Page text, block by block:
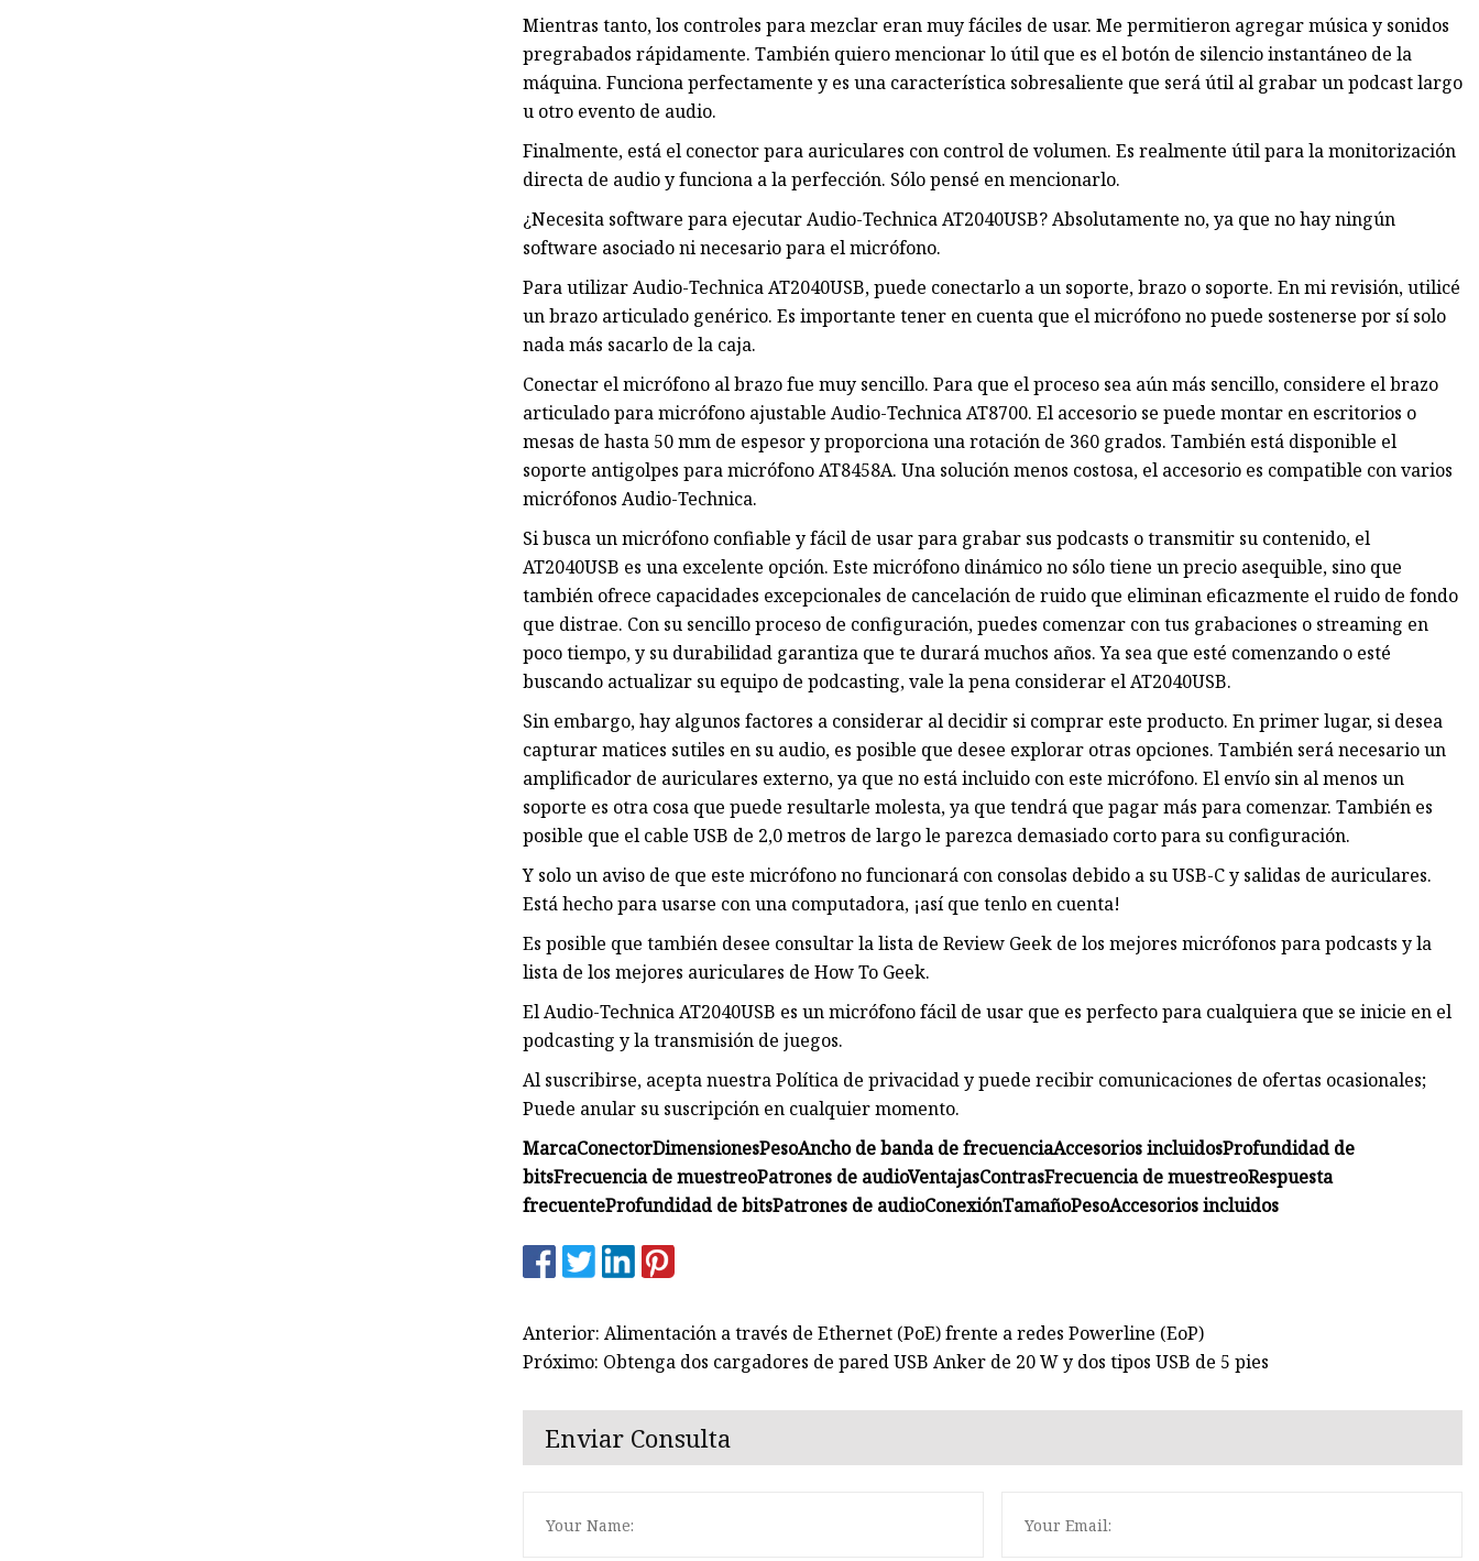
Mientras tanto, los controles para mezclar eran muy fáciles de usar. Me permitieron agregar música y sonidos
pregrabados rápidamente. También quiero mencionar lo útil que es el botón de silencio instantáneo de la
máquina. Funciona perfectamente y es una característica sobresaliente que será útil al grabar un podcast largo
u otro evento de audio.
Finalmente, está el conector para auriculares con control de volumen. Es realmente útil para la monitorización
directa de audio y funciona a la perfección. Sólo pensé en mencionarlo.
¿Necesita software para ejecutar Audio-Technica AT2040USB? Absolutamente no, ya que no hay ningún
software asociado ni necesario para el micrófono.
Para utilizar Audio-Technica AT2040USB, puede conectarlo a un soporte, brazo o soporte. En mi revisión, utilicé
un brazo articulado genérico. Es importante tener en cuenta que el micrófono no puede sostenerse por sí solo
nada más sacarlo de la caja.
Conectar el micrófono al brazo fue muy sencillo. Para que el proceso sea aún más sencillo, considere el brazo
articulado para micrófono ajustable Audio-Technica AT8700. El accesorio se puede montar en escritorios o
mesas de hasta 50 mm de espesor y proporciona una rotación de 360 ​​grados. También está disponible el
soporte antigolpes para micrófono AT8458A. Una solución menos costosa, el accesorio es compatible con varios
micrófonos Audio-Technica.
Si busca un micrófono confiable y fácil de usar para grabar sus podcasts o transmitir su contenido, el
AT2040USB es una excelente opción. Este micrófono dinámico no sólo tiene un precio asequible, sino que
también ofrece capacidades excepcionales de cancelación de ruido que eliminan eficazmente el ruido de fondo
que distrae. Con su sencillo proceso de configuración, puedes comenzar con tus grabaciones o streaming en
poco tiempo, y su durabilidad garantiza que te durará muchos años. Ya sea que esté comenzando o esté
buscando actualizar su equipo de podcasting, vale la pena considerar el AT2040USB.
Sin embargo, hay algunos factores a considerar al decidir si comprar este producto. En primer lugar, si desea
capturar matices sutiles en su audio, es posible que desee explorar otras opciones. También será necesario un
amplificador de auriculares externo, ya que no está incluido con este micrófono. El envío sin al menos un
soporte es otra cosa que puede resultarle molesta, ya que tendrá que pagar más para comenzar. También es
posible que el cable USB de 2,0 metros de largo le parezca demasiado corto para su configuración.
Y solo un aviso de que este micrófono no funcionará con consolas debido a su USB-C y salidas de auriculares.
Está hecho para usarse con una computadora, ¡así que tenlo en cuenta!
Es posible que también desee consultar la lista de Review Geek de los mejores micrófonos para podcasts y la
lista de los mejores auriculares de How To Geek.
El Audio-Technica AT2040USB es un micrófono fácil de usar que es perfecto para cualquiera que se inicie en el
podcasting y la transmisión de juegos.
Al suscribirse, acepta nuestra Política de privacidad y puede recibir comunicaciones de ofertas ocasionales;
Puede anular su suscripción en cualquier momento.
MarcaConectorDimensionesPesoAncho de banda de frecuenciaAccesorios incluidosProfundidad de
bitsFrecuencia de muestreoPatrones de audioVentajasContrasFrecuencia de muestreoRespuesta
frecuenteProfundidad de bitsPatrones de audioConexiónTamañoPesoAccesorios incluidos
Anterior: Alimentación a través de Ethernet (PoE) frente a redes Powerline (EoP)
Próximo: Obtenga dos cargadores de pared USB Anker de 20 W y dos tipos USB de 5 pies
Enviar Consulta